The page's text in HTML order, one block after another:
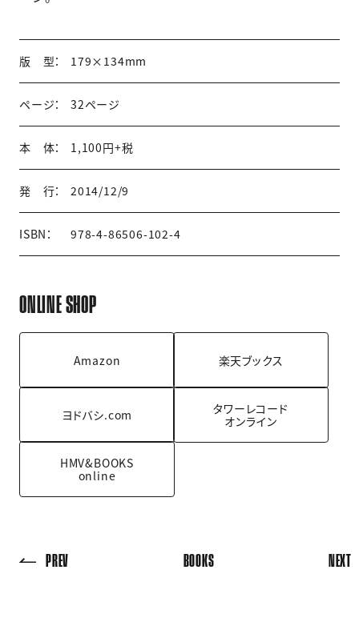
版 型： 179×134mm
ページ： 32ページ
本 体： 1,100円+税
発 行： 2014/12/9
ISBN： 978-4-86506-102-4
ONLINE SHOP
Amazon 楽天ブックス
ヨドバシ.com
タワーレコード
オンライン
HMV&BOOKS
online
PREV BOOKS NEXT